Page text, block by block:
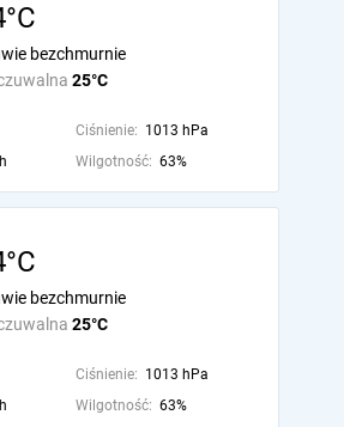
25°C
bezchmurnie
Ciśnienie: 1013 hPa
Wilgotność: 63%
25°C
bezchmurnie
Ciśnienie: 1013 hPa
Wilgotność: 63%